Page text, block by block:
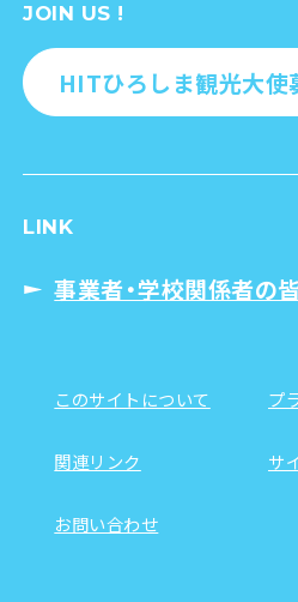
JOIN US !
HITひろしま観光大使
LINK
事業者・学校関係者の
このサイトについて プ
関連リンク サ
お問い合わせ